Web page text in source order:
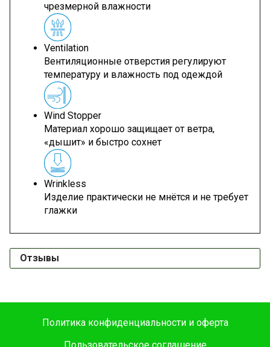
чрезмерной влажности
Ventilation
Вентиляционные отверстия регулируют
температуру и влажность под одеждой
Wind Stopper
Материал хорошо защищает от ветра,
«дышит» и быстро сохнет
Wrinkless
Изделие практически не мнётся и не требует
глажки
Отзывы
Политика конфиденциальности и оферта